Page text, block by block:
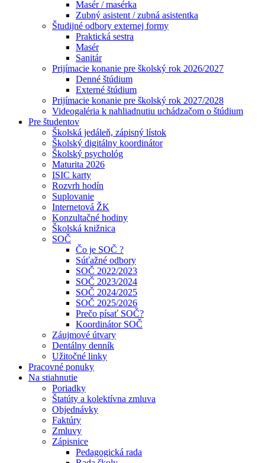
Masér / masérka
Zubný asistent / zubná asistentka
Študijné odbory externej formy
Praktická sestra
Masér
Sanitár
Prijímacie konanie pre školský rok 2026/2027
Denné štúdium
Externé štúdium
Prijímacie konanie pre školský rok 2027/2028
Videogaléria k nahliadnutiu uchádzačom o štúdium
Pre študentov
Školská jedáleň, zápisný lístok
Školský digitálny koordinátor
Školský psychológ
Maturita 2026
ISIC karty
Rozvrh hodín
Suplovanie
Internetová ŽK
Konzultačné hodiny
Školská knižnica
SOČ
Čo je SOČ ?
Súťažné odbory
SOČ 2022/2023
SOČ 2023/2024
SOČ 2024/2025
SOČ 2025/2026
Prečo písať SOČ?
Koordinátor SOČ
Záujmové útvary
Dentálny denník
Užitočné linky
Pracovné ponuky
Na stiahnutie
Poriadky
Štatúty a kolektívna zmluva
Objednávky
Faktúry
Zmluvy
Zápisnice
Pedagogická rada